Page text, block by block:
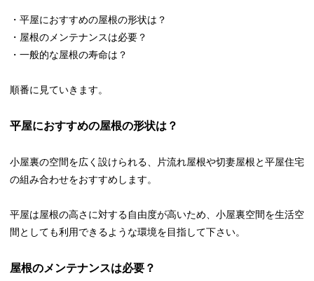
・平屋におすすめの屋根の形状は？
・屋根のメンテナンスは必要？
・一般的な屋根の寿命は？
順番に見ていきます。
平屋におすすめの屋根の形状は？
小屋裏の空間を広く設けられる、片流れ屋根や切妻屋根と平屋住宅
の組み合わせをおすすめします。
平屋は屋根の高さに対する自由度が高いため、小屋裏空間を生活空
間としても利用できるような環境を目指して下さい。
屋根のメンテナンスは必要？